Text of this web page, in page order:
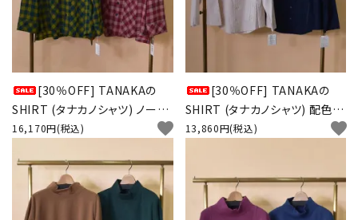
[30％OFF] TANAKAの
SHIRT (タナカノシャツ) ノーカ
ラー チェックブラウス
16,170円(税込) favorite
[30％OFF] TANAKAの
SHIRT (タナカノシャツ) 配色ス
テッチ ブラウス
13,860円(税込) favorite